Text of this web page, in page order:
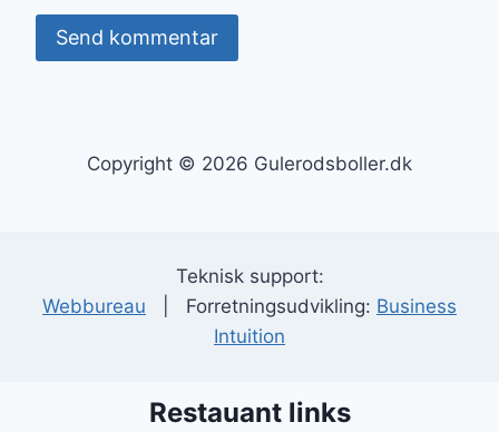
Copyright © 2026 Gulerodsboller.dk
Teknisk support:
Webbureau | Forretningsudvikling: Business
Intuition
Restauant links